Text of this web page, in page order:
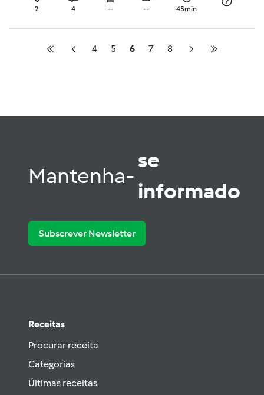
2 4 -- -- 45min
4 5 6 7 8
Mantenha-
se
informado
Subscrever Newsletter
Receitas
Procurar receita
Categorias
Últimas receitas